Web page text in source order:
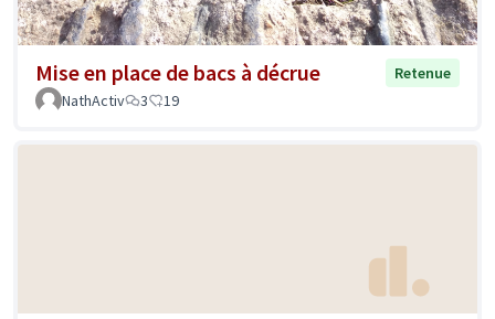
Mise en place de bacs à décrue
Retenue
NathActiv
3 19